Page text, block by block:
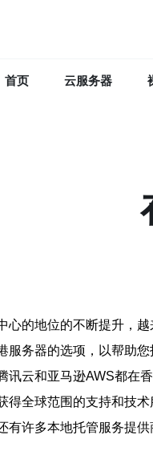
首页 云服务器
心的地位的不断提升，
服务器的选项，以帮助
讯云和亚马逊AWS都在
得全球范围的支持和技术
有许多本地托管服务提